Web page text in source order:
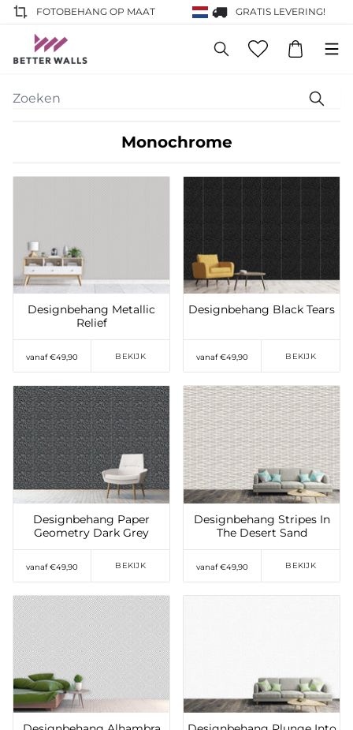
FOTOBEHANG OP MAAT GRATIS LEVERING!
Monochrome
verlanglijst
Designbehang Metallic
Relief
vanaf €49,90 BEKIJK
Designbehang Black Tears
vanaf €49,90 BEKIJK
Toevoegen aan
verlanglijst
Designbehang Paper
Geometry Dark Grey
vanaf €49,90 BEKIJK
Toevoegen aan
verlanglijst
Designbehang Stripes In
The Desert Sand
vanaf €49,90 BEKIJK
Toevoegen aan
verlanglijst